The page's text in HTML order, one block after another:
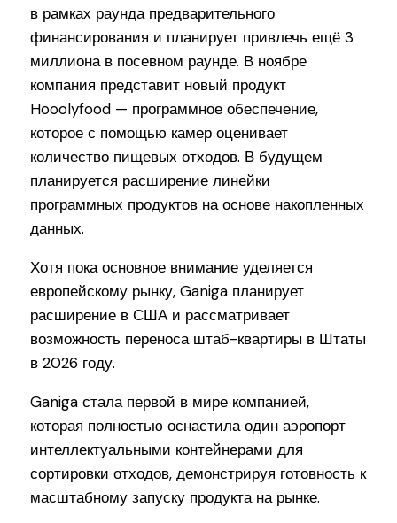
в рамках раунда предварительного
финансирования и планирует привлечь ещё 3
миллиона в посевном раунде. В ноябре
компания представит новый продукт
Hooolyfood — программное обеспечение,
которое с помощью камер оценивает
количество пищевых отходов. В будущем
планируется расширение линейки
программных продуктов на основе накопленных
данных.
Хотя пока основное внимание уделяется
европейскому рынку, Ganiga планирует
расширение в США и рассматривает
возможность переноса штаб-квартиры в Штаты
в 2026 году.
Ganiga стала первой в мире компанией,
которая полностью оснастила один аэропорт
интеллектуальными контейнерами для
сортировки отходов, демонстрируя готовность к
масштабному запуску продукта на рынке.